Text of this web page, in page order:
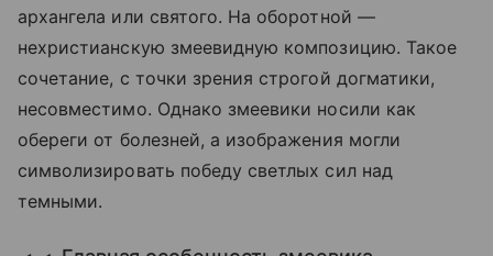
архангела или святого. На оборотной —
нехристианскую змеевидную композицию. Такое
сочетание, с точки зрения строгой догматики,
несовместимо. Однако змеевики носили как
обереги от болезней, а изображения могли
символизировать победу светлых сил над
темными.